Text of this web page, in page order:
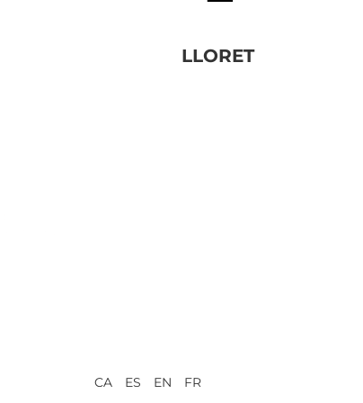
LLORET
CA ES EN FR